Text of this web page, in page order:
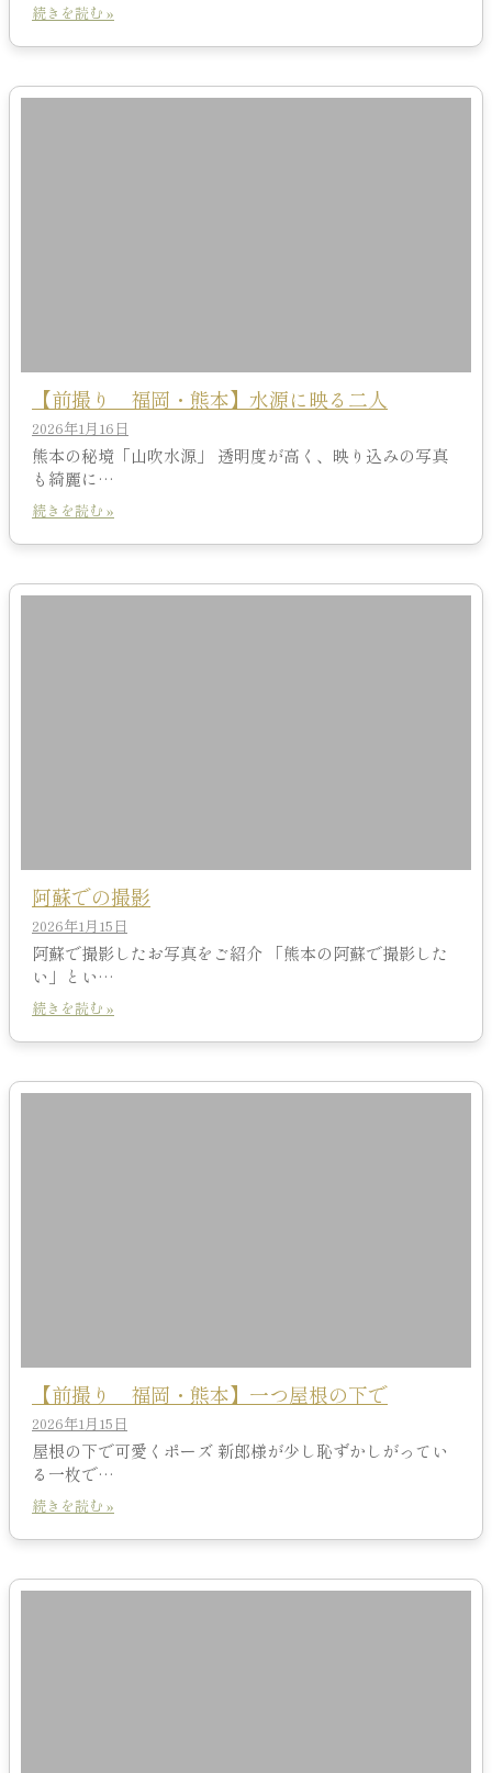
続きを読む »
【前撮り 福岡・熊本】水源に映る二人
2026年1月16日
熊本の秘境「山吹水源」 透明度が高く、映り込みの写真
も綺麗に…
続きを読む »
阿蘇での撮影
2026年1月15日
阿蘇で撮影したお写真をご紹介 「熊本の阿蘇で撮影した
い」とい…
続きを読む »
【前撮り 福岡・熊本】一つ屋根の下で
2026年1月15日
屋根の下で可愛くポーズ 新郎様が少し恥ずかしがってい
る一枚で…
続きを読む »